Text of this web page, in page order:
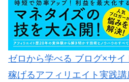
ゼロから学べる ブログ×サ
稼げるアフィリエイト実践